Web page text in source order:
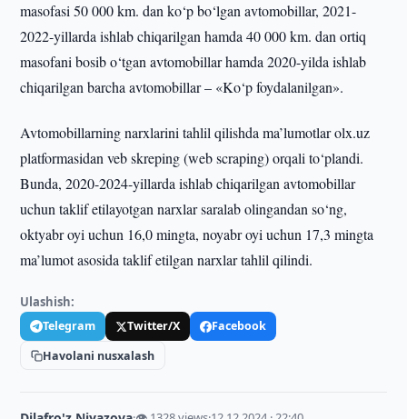
masofasi 50 000 km. dan ko‘p bo‘lgan avtomobillar, 2021-
2022-yillarda ishlab chiqarilgan hamda 40 000 km. dan ortiq
masofani bosib o‘tgan avtomobillar hamda 2020-yilda ishlab
chiqarilgan barcha avtomobillar – «Ko‘p foydalanilgan».
Avtomobillarning narxlarini tahlil qilishda ma’lumotlar olx.uz
platformasidan veb skreping (web scraping) orqali to‘plandi.
Bunda, 2020-2024-yillarda ishlab chiqarilgan avtomobillar
uchun taklif etilayotgan narxlar saralab olingandan so‘ng,
oktyabr oyi uchun 16,0 mingta, noyabr oyi uchun 17,3 mingta
ma’lumot asosida taklif etilgan narxlar tahlil qilindi.
Ulashish:
Telegram Twitter/X
Facebook
Havolani nusxalash